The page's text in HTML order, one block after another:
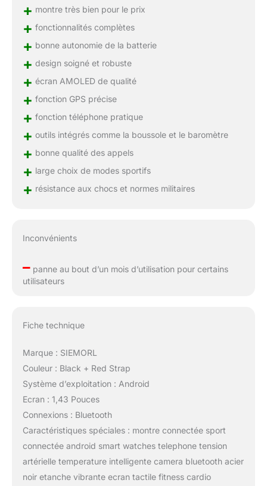
+ montre très bien pour le prix
+ fonctionnalités complètes
+ bonne autonomie de la batterie
+ design soigné et robuste
+ écran AMOLED de qualité
+ fonction GPS précise
+ fonction téléphone pratique
+ outils intégrés comme la boussole et le baromètre
+ bonne qualité des appels
+ large choix de modes sportifs
+ résistance aux chocs et normes militaires
Inconvénients
–panne au bout d’un mois d’utilisation pour certains
utilisateurs
Fiche technique
Marque : SIEMORL
Couleur : Black + Red Strap
Système d’exploitation : Android
Ecran : 1,43 Pouces
Connexions : Bluetooth
Caractéristiques spéciales : montre connectée sport
connectée android smart watches telephone tension
artérielle temperature intelligente camera bluetooth acier
noir etanche vibrante ecran tactile fitness cardio